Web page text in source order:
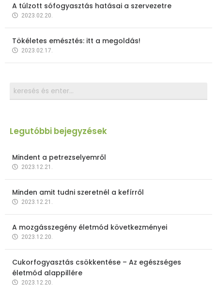
A túlzott sófogyasztás hatásai a szervezetre
2023.02.20.
Tökéletes emésztés: itt a megoldás!
2023.02.17.
Legutóbbi bejegyzések
Mindent a petrezselyemről
2023.12.21.
Minden amit tudni szeretnél a kefírről
2023.12.21.
A mozgásszegény életmód következményei
2023.12.20.
Cukorfogyasztás csökkentése – Az egészséges
életmód alappillére
2023.12.20.